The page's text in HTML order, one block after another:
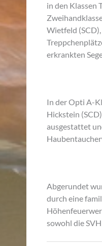
in den Klassen
Wietfeld
erkrankten
In der Opti A-
Hickstein
ausgestattet
Abgerundet
durch eine
sowohl die